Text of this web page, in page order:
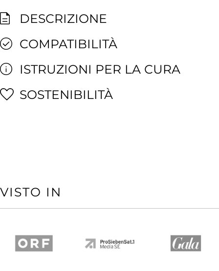
DESCRIZIONE
COMPATIBILITÀ
ISTRUZIONI PER LA CURA
SOSTENIBILITÀ
VISTO IN